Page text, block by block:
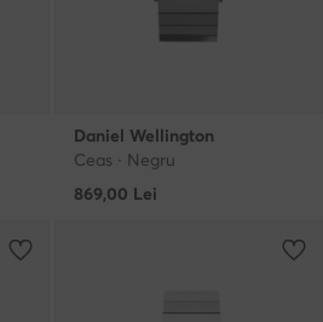
Daniel Wellington
Ceas · Negru
869,00 Lei